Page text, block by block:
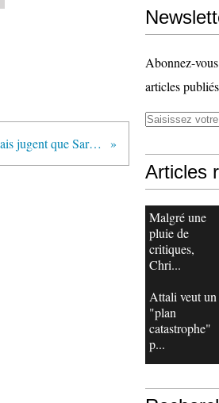
28% des Français jugent que Sarkozy a changé en bien
Abonnez-
articles
Articles
Malgré une
pluie de
critiques,
Chri...
Attali veut un
"plan
catastrophe"
p...